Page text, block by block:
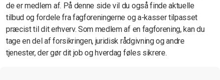
de er medlem af. På denne side vil du også finde aktuelle
tilbud og fordele fra fagforeningerne og a-kasser tilpasset
præcist til dit erhverv. Som medlem af en fagforening, kan du
tage en del af forsikringen, juridisk rådgivning og andre
tjenester, der gør dit job og hverdag føles sikrere.